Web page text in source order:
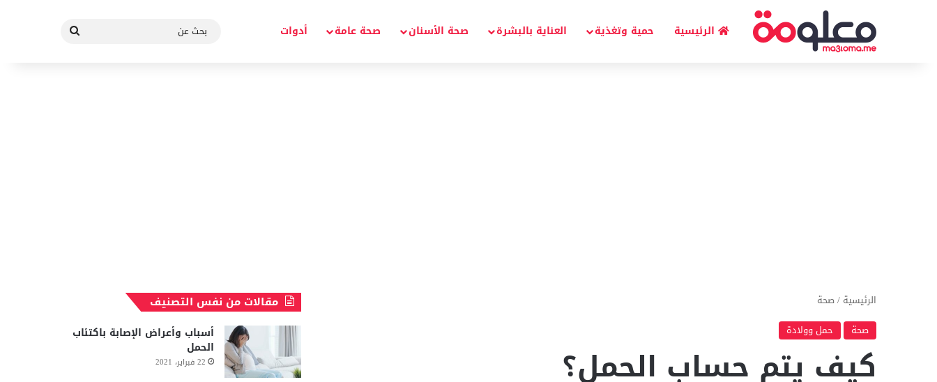
الرئيسية حمية وتغذية العناية بالبشرة صحة الأسنان صحة عامة أدوات
بحث
الرئيسية /صحة
صحة
حمل وولادة
كيف يتم حساب الحمل؟
مقالات من نفس التصنيف
أسباب وأعراض الإصابة باكتئاب
الحمل
22 فبراير، 2021